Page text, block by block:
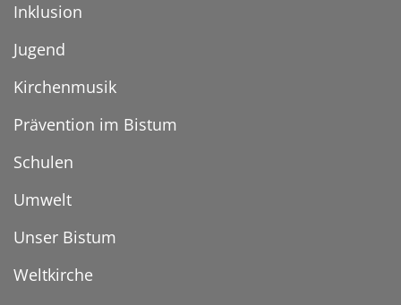
Inklusion
Jugend
Kirchenmusik
Prävention im Bistum
Schulen
Umwelt
Unser Bistum
Weltkirche